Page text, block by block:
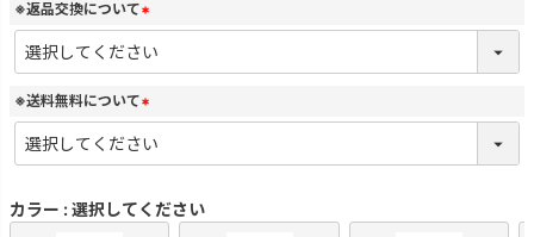
)
※返品交換について
(
必
須
)
※送料無料について
(
必
須
カラー 選択してください